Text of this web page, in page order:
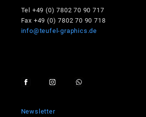
Tel +49 (0) 7802 70 90 717
Fax +49 (0) 7802 70 90 718
info@teufel-graphics.de
Newsletter